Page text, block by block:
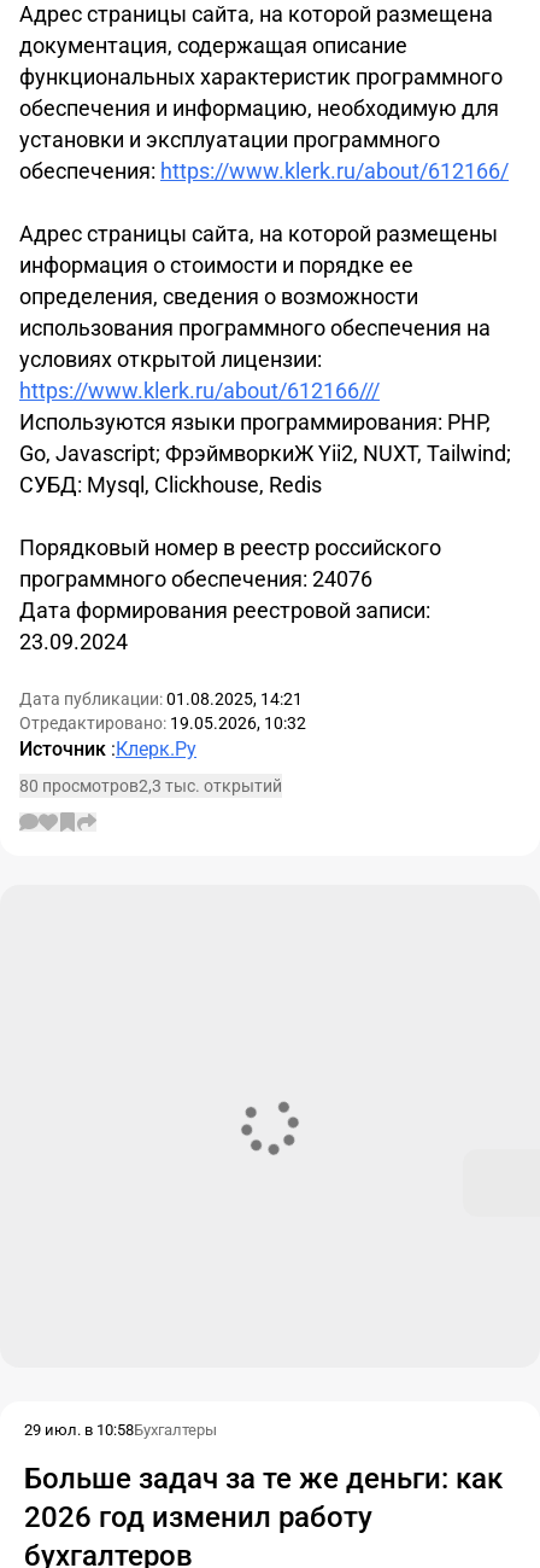
Адрес страницы сайта, на которой размещена
документация, содержащая описание
функциональных характеристик программного
обеспечения и информацию, необходимую для
установки и эксплуатации программного
обеспечения: https://www.klerk.ru/about/612166/
Адрес страницы сайта, на которой размещены
информация о стоимости и порядке ее
определения, сведения о возможности
использования программного обеспечения на
условиях открытой лицензии:
https://www.klerk.ru/about/612166///
Используются языки программирования: PHP,
Go, Javascript; ФрэймворкиЖ Yii2, NUXT, Tailwind;
СУБД: Mysql, Clickhouse, Redis
Порядковый номер в реестр российского
программного обеспечения: 24076
Дата формирования реестровой записи:
23.09.2024
Дата публикации:01.08.2025, 14:21
Отредактировано: 19.05.2026, 10:32
Источник :Клерк.Ру
80 просмотров2,3 тыс. открытий
29 июл. в 10:58Бухгалтеры
Больше задач за те же деньги: как
2026 год изменил работу
бухгалтеров